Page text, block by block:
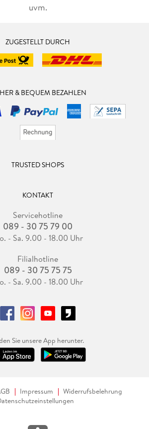
uvm.
ZUGESTELLT DURCH
& BEQUEM BEZAHLEN
TRUSTED SHOPS
KONTAKT
Servicehotline
089 - 30 75 79 00
- Sa. 9.00 - 18.00 Uhr
Filialhotline
089 - 30 75 75 75
- Sa. 9.00 - 18.00 Uhr
Sie unsere App herunter.
Impressum
Widerrufsbelehrung